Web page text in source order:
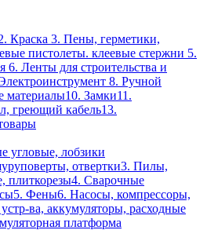
Краска 3. Пены, герметики,
пистолеты. клеевые стержни 5.
6. Ленты для строительства и
8. Ручной
материалы10. Замки11.
греющий кабель13.
лобзики
отвертки3. Пилы,
плиткорезы4. Сварочные
5. Фены6. Насосы, компрессоры,
ва, аккумуляторы, расходные
платформа